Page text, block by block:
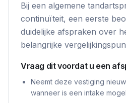
Bij een algemene
continuïteit, een eerste
duidelijke afspraken over
belangrijke
Vraag dit voordat u een
Neemt deze vestiging
wanneer is een intake